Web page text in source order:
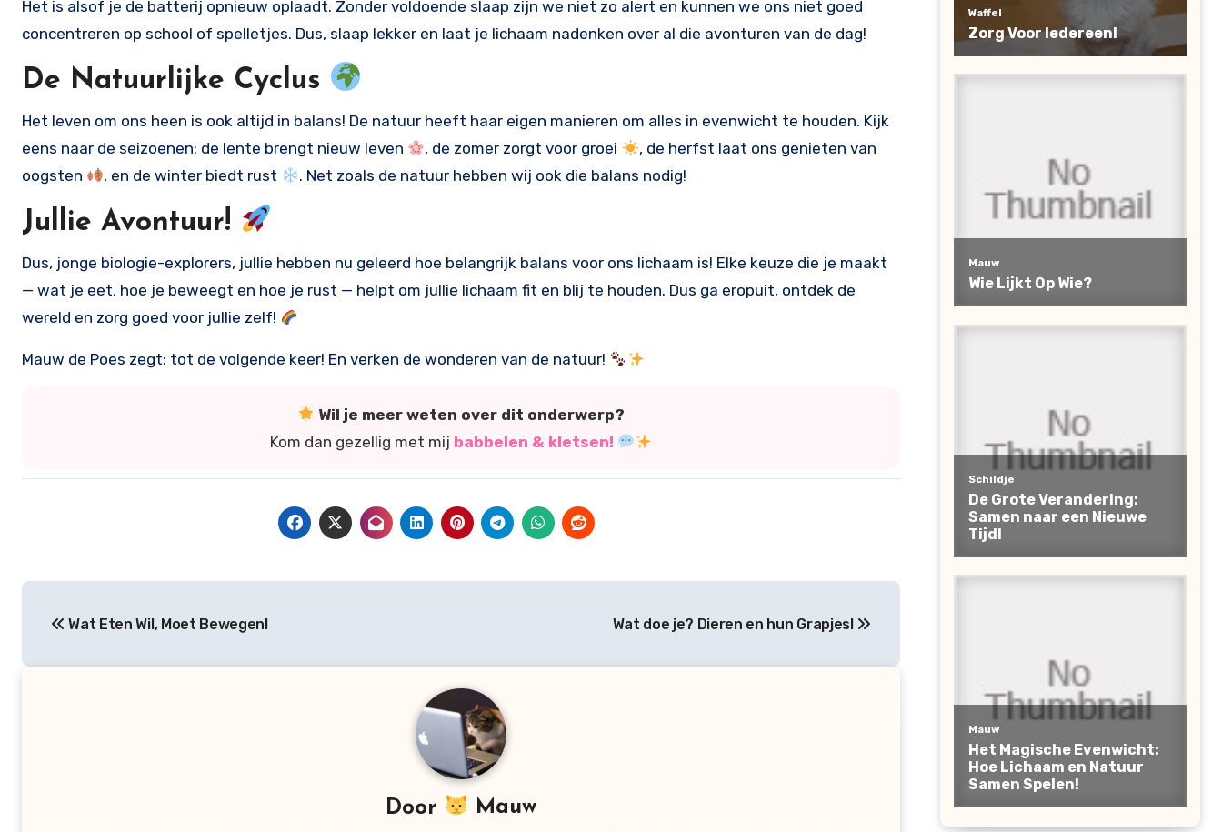
Het is alsof je de batterij opnieuw oplaadt. Zonder voldoende slaap zijn we niet zo alert en kunnen we ons niet goed
concentreren op school of spelletjes. Dus, slaap lekker en laat je lichaam nadenken over al die avonturen van de dag!
De Natuurlijke Cyclus
Het leven om ons heen is ook altijd in balans! De natuur heeft haar eigen manieren om alles in evenwicht te houden. Kijk
eens naar de seizoenen: de lente brengt nieuw leven
, de zomer zorgt voor groei
, de herfst laat ons genieten van
oogsten
, en de winter biedt rust . Net zoals de natuur hebben wij ook die balans nodig!
Jullie Avontuur!
Dus, jonge biologie-explorers, jullie hebben nu geleerd hoe belangrijk balans voor ons lichaam is! Elke keuze die je maakt
— wat je eet, hoe je beweegt en hoe je rust — helpt om jullie lichaam fit en blij te houden. Dus ga eropuit, ontdek de
wereld en zorg goed voor jullie zelf!
Mauw de Poes zegt: tot de volgende keer! En verken de wonderen van de natuur!
Wil je meer weten over dit onderwerp?
Kom dan gezellig met mij babbelen & kletsen!
navigatie
Wat Eten Wil, Moet Bewegen! Wat doe je? Dieren en hun Grapjes!
Door Mauw